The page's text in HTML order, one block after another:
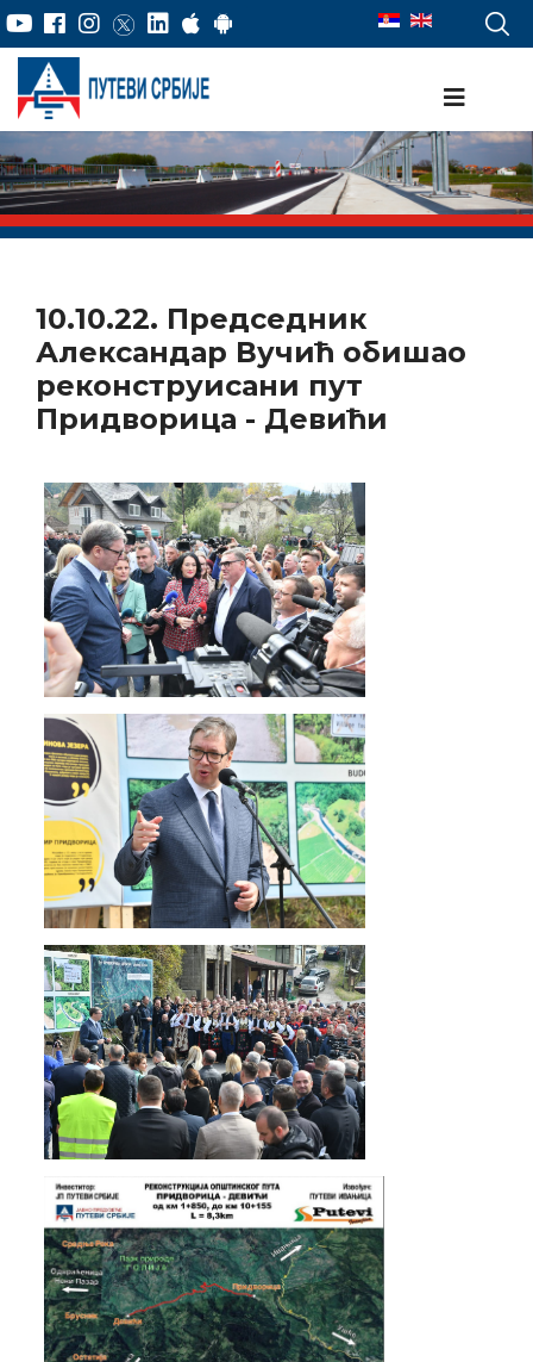
10.10.22. Председник
Александар Вучић обишао
реконструисани пут
Придворица - Девићи